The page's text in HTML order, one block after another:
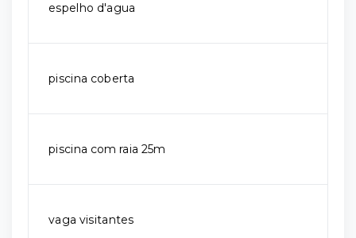
espelho d'agua
piscina coberta
piscina com raia 25m
vaga visitantes